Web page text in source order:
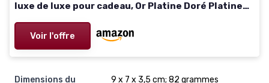
luxe de luxe pour cadeau, Or Platine Doré Platine
Voir l'offre
Dimensions du 9 x 7 x 3,5 cm; 82 grammes